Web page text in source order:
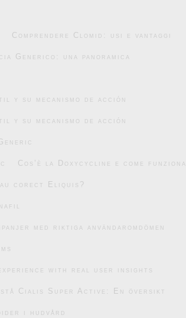
Comprendere Clomid: usi e vantaggi
Generico: una panoramica
y su mecanismo de acción
y su mecanismo de acción
Cos’è la Doxycycline e come funziona
corect Eliquis?
med riktiga användaromdömen
with real user insights
Cialis Super Active: En översikt
i hudvård